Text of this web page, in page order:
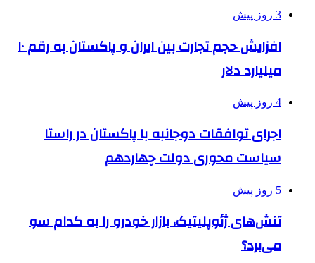
3 روز پیش
افزایش حجم تجارت بین ایران و پاکستان به رقم ۱۰
میلیارد دلار
4 روز پیش
اجرای توافقات دوجانبه با پاکستان در راستا
سیاست محوری دولت چهاردهم
5 روز پیش
تنش‌های ژئوپلیتیک، بازار خودرو را به کدام سو
می‌برد؟